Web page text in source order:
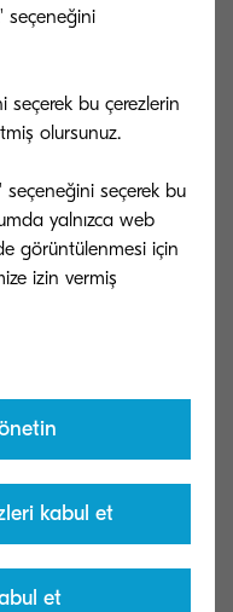
güvenli hale
yerine Dönüş
seçeneğini
seçerek bu çerezlerin
olursunuz.
seçeneğini seçerek bu
yalnızca web
görüntülenmesi için
izin vermiş
kabul et
et